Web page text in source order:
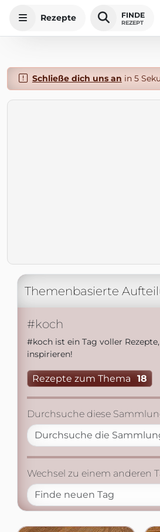
Rezepte FINDE
REZEPT
Schließe dich uns an in 5
Themenbasierte
#koch
#koch ist ein Tag voller
inspirieren!
Rezepte zum Thema 18
Durchsuche diese
Wechsel zu einem anderen